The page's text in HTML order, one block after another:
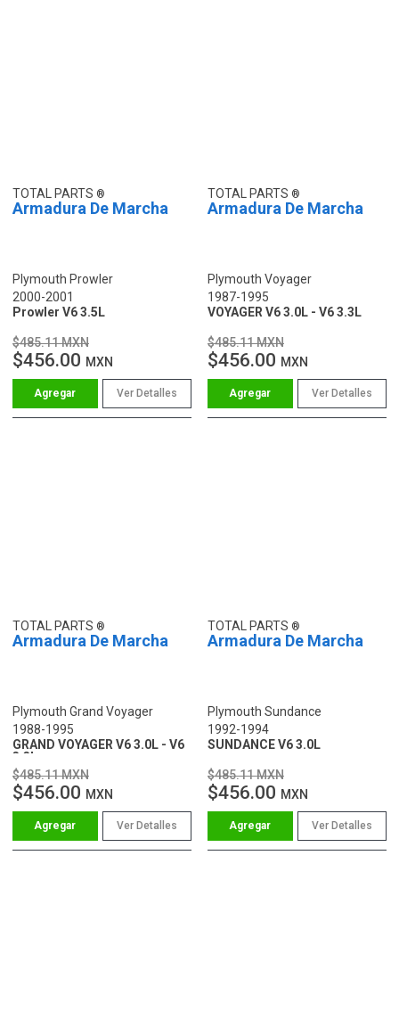
TOTAL PARTS
Armadura De Marcha
Plymouth Prowler
2000-2001
Prowler V6 3.5L
$485.11 MXN
$456.00 MXN
Ver Detalles
TOTAL PARTS
Armadura De Marcha
Plymouth Voyager
1987-1995
VOYAGER V6 3.0L - V6 3.3L
$485.11 MXN
$456.00 MXN
Ver Detalles
TOTAL PARTS
Armadura De Marcha
Plymouth Grand Voyager
1988-1995
GRAND VOYAGER V6 3.0L - V6
3.3L
$485.11 MXN
$456.00 MXN
Ver Detalles
TOTAL PARTS
Armadura De Marcha
Plymouth Sundance
1992-1994
SUNDANCE V6 3.0L
$485.11 MXN
$456.00 MXN
Ver Detalles